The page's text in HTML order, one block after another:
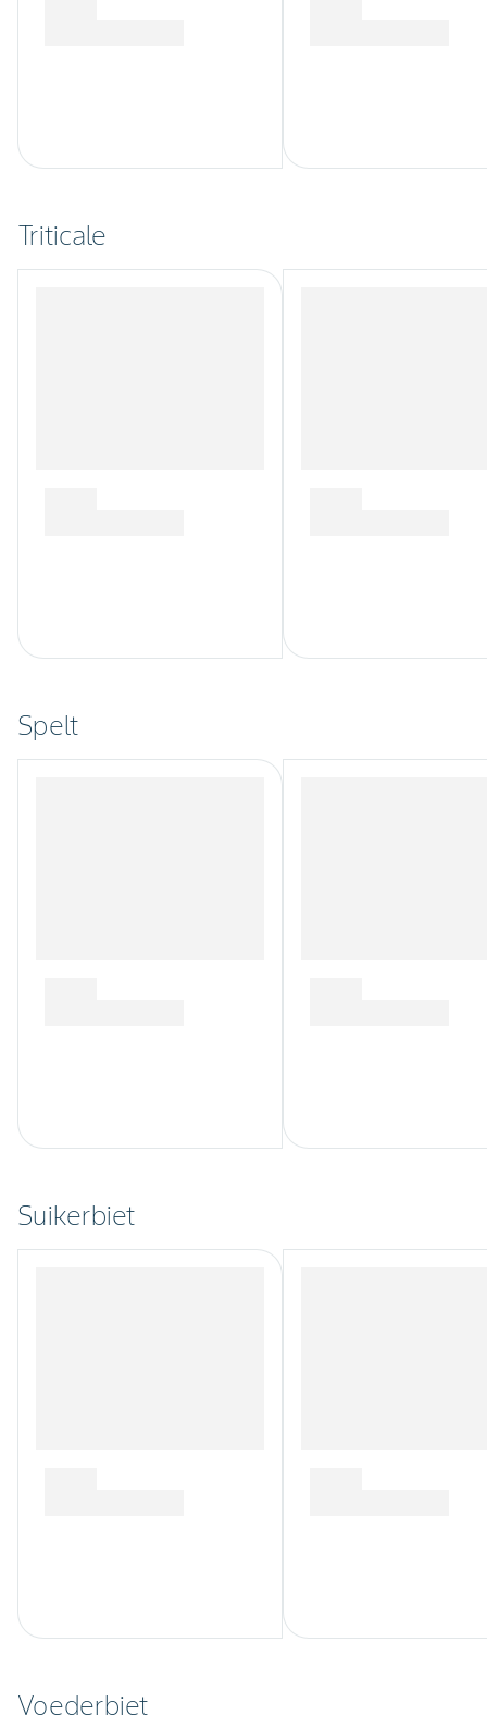
Triticale
Spelt
Suikerbiet
Voederbiet